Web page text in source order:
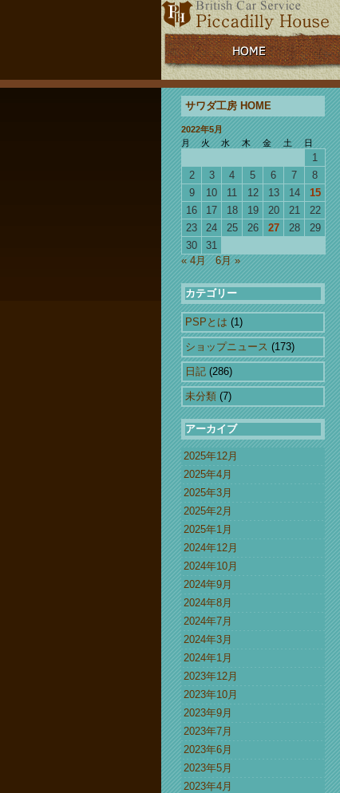
サワダ工房 HOME
2022年5月
月
火 水 木 金 土 日
1
2
3 4 5 6 7
8
9
10 11 12 13 14
15
16
17 18 19 20 21
22
23
24 25 26 27 28
29
30
31
« 4月
6月 »
カテゴリー
PSPとは (1)
ショップニュース (173)
日記 (286)
未分類 (7)
アーカイブ
2025年12月
2025年4月
2025年3月
2025年2月
2025年1月
2024年12月
2024年10月
2024年9月
2024年8月
2024年7月
2024年3月
2024年1月
2023年12月
2023年10月
2023年9月
2023年7月
2023年6月
2023年5月
2023年4月